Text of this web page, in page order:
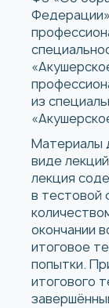
из
Материалы
виде
лекция
в тестовой
окончании
итоговое
попытки.
итогового